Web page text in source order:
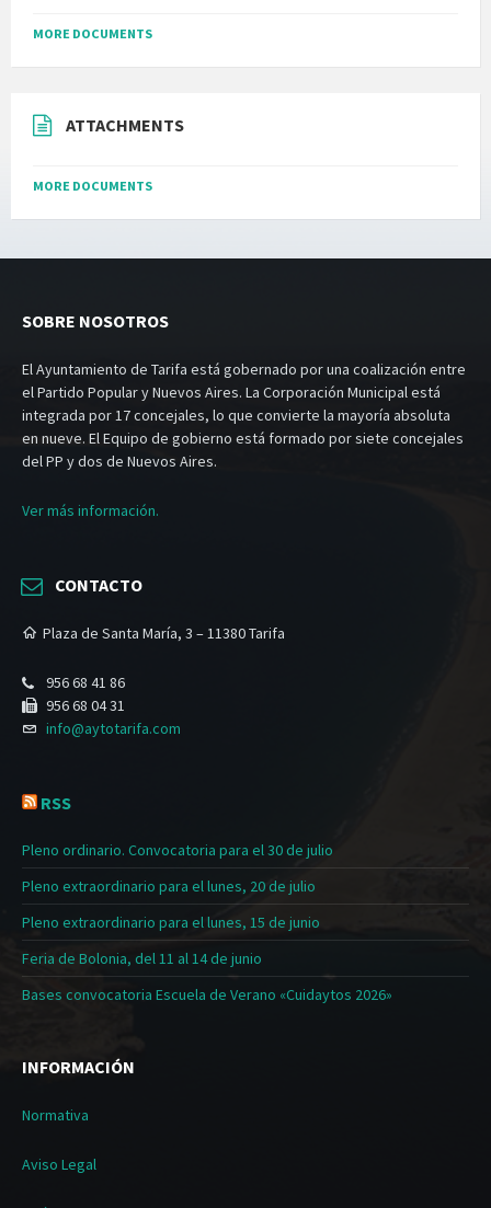
MORE DOCUMENTS
ATTACHMENTS
MORE DOCUMENTS
SOBRE NOSOTROS
El Ayuntamiento de Tarifa está gobernado por una coalización entre
el Partido Popular y Nuevos Aires. La Corporación Municipal está
integrada por 17 concejales, lo que convierte la mayoría absoluta
en nueve. El Equipo de gobierno está formado por siete concejales
del PP y dos de Nuevos Aires.
Ver más información.
CONTACTO
Plaza de Santa María, 3 – 11380 Tarifa
956 68 41 86
956 68 04 31
info@aytotarifa.com
RSS
Pleno ordinario. Convocatoria para el 30 de julio
Pleno extraordinario para el lunes, 20 de julio
Pleno extraordinario para el lunes, 15 de junio
Feria de Bolonia, del 11 al 14 de junio
Bases convocatoria Escuela de Verano «Cuidaytos 2026»
INFORMACIÓN
Normativa
Aviso Legal